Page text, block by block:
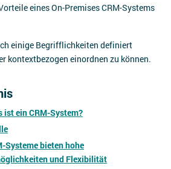
eines On-Premises CRM-Systems
einige Begrifflichkeiten definiert
kontextbezogen einordnen zu können.
ist ein CRM-System?
Systeme bieten hohe
und Flexibilität